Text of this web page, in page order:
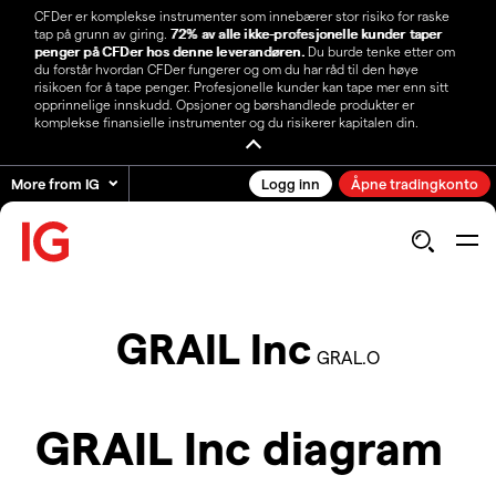
CFDer er komplekse instrumenter som innebærer stor risiko for raske
tap på grunn av giring. 72% av alle ikke-profesjonelle kunder taper
penger på CFDer hos denne leverandøren.Du burde tenke etter om
du forstår hvordan CFDer fungerer og om du har råd til den høye
risikoen for å tape penger. Profesjonelle kunder kan tape mer enn sitt
opprinnelige innskudd. Opsjoner og børshandlede produkter er
komplekse finansielle instrumenter og du risikerer kapitalen din.
More from IG Logg inn Åpne tradingkonto
GRAIL Inc GRAL.O
GRAIL Inc diagram